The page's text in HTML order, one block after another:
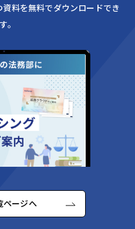
料を無料でダウンロードでき
。
ページへ